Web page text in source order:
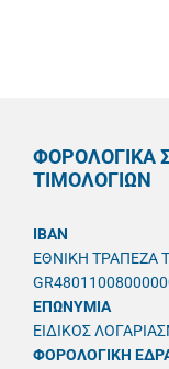
ΦΟΡΟΛΟΓΙΚΑ
ΤΙΜΟΛΟΓΙΩΝ
IBAN
ΕΘΝΙΚΗ ΤΡΑΠΕΖΑ
ΕΠΩΝΥΜΙΑ
ΕΙΔΙΚΟΣ
ΦΟΡΟΛΟΓΙΚΗ